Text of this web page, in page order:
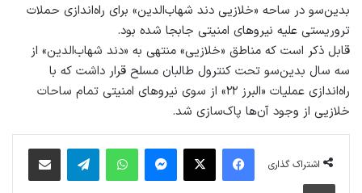
بدین‌سو در ساحه «خلازیی دند شهاب‌الدین» برای راه‌اندازی حملات
تروریستی علیه نیروهای امنیتی جابجا شده بود.
قابل ذکر است که مناطق «خلازیی» منتهی به «دند شهاب‌الدین» از
سه سال بدین‌سو تحت کنترول طالبان مسلح قرار داشت که با
راه‌اندازی عملیات «البرز ۲۲» از سوی نیروهای امنیتی تمام ساحات
خلازیی از وجود آن‌ها پاک‌سازی شد.
اشتراک گذاری
فیس بوک پیام رسان واتس آپ